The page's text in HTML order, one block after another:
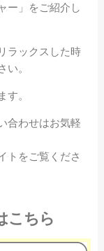
ー」をご紹介し
ラックスした時
い。
す。
合わせはお気軽
トをご覧くださ
こちら